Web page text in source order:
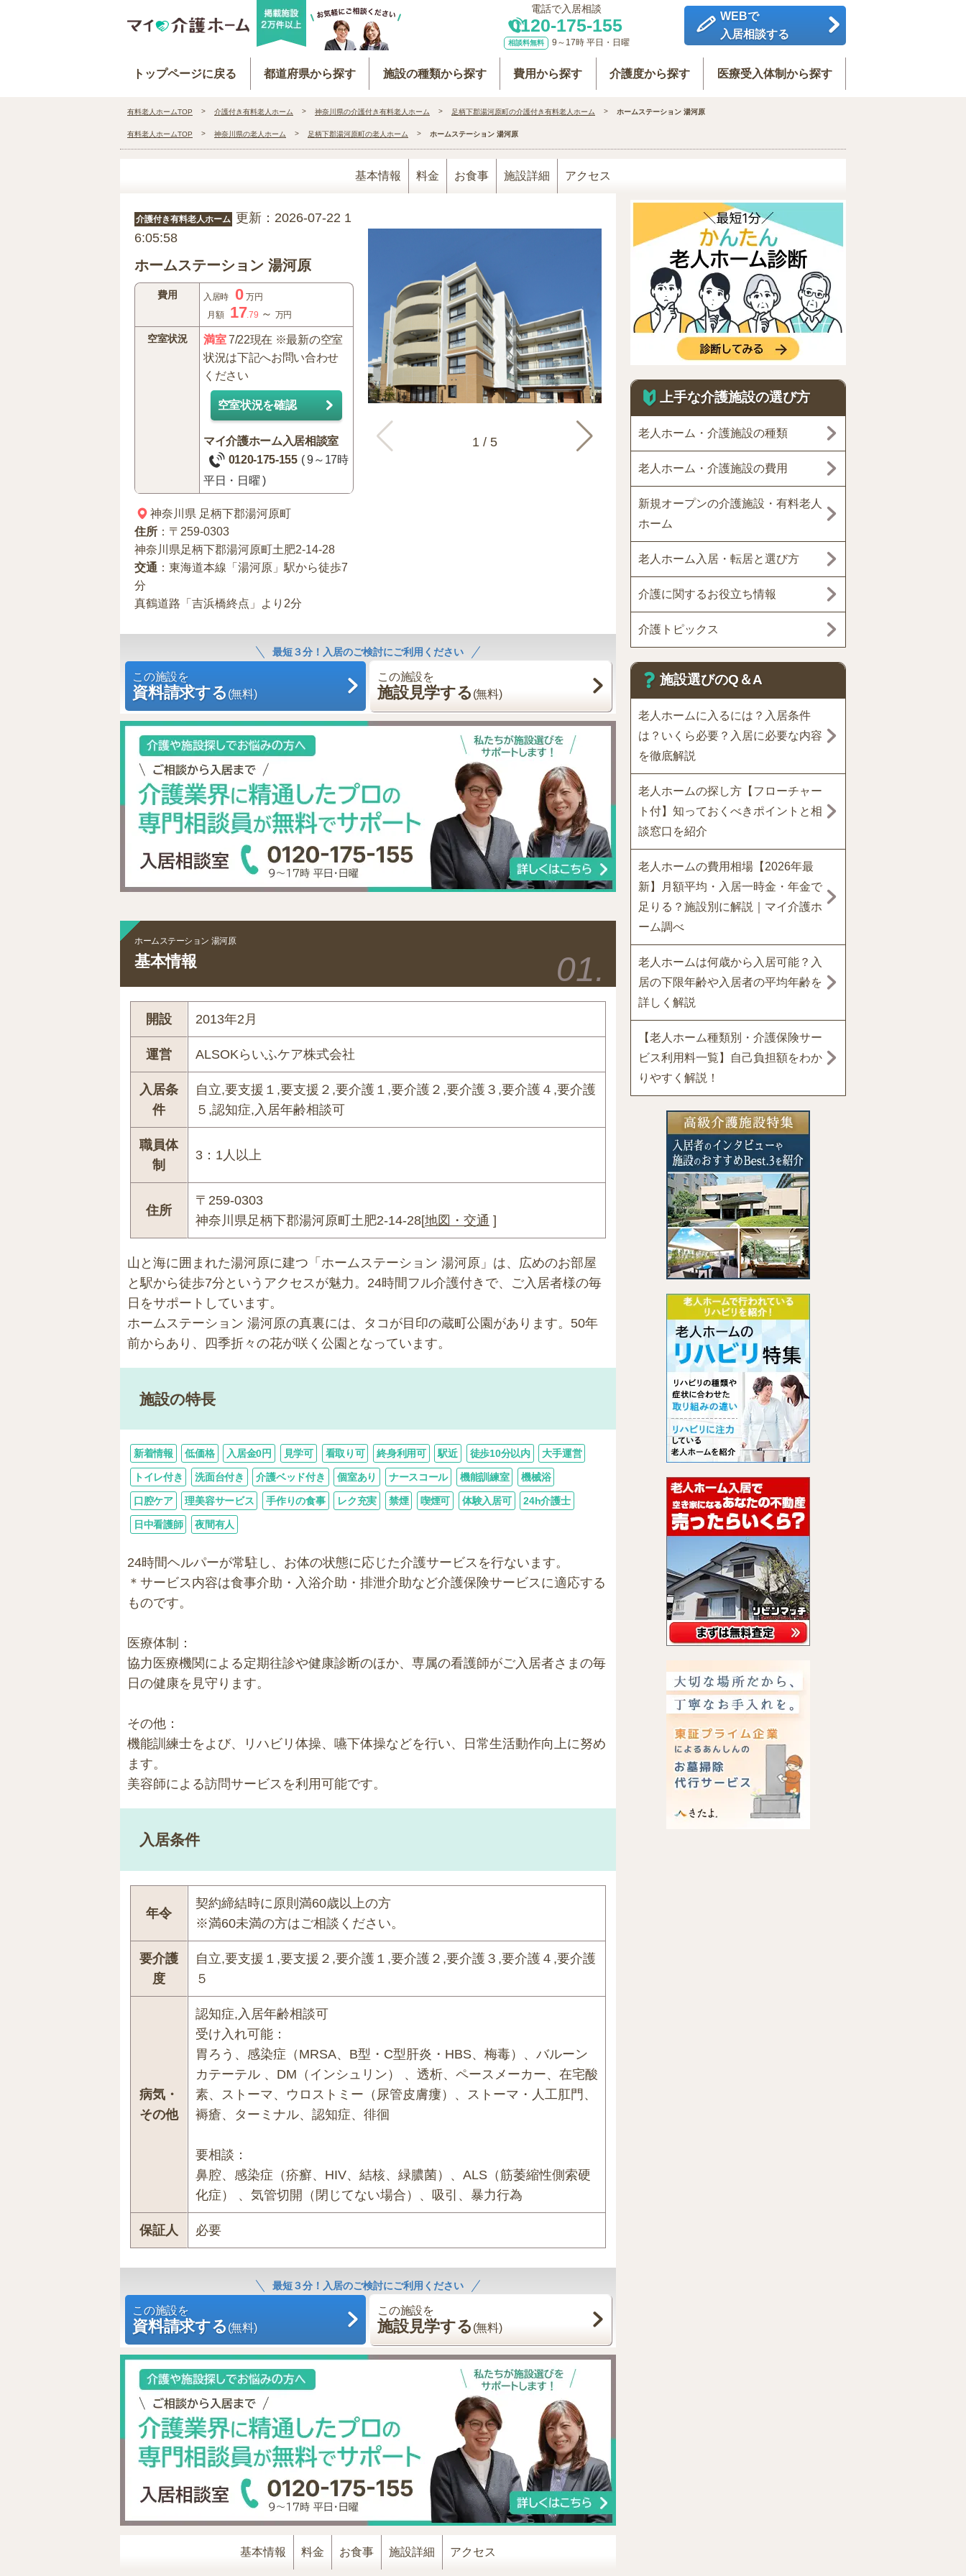
電話で入居相談
0120-175-155
相談料無料 9～17時 平日・日曜
WEBで
入居相談する
トップページに戻る 都道府県から探す 施設の種類から探す 費用から探す 介護度から探す 医療受入体制から探す
有料老人ホームTOP 介護付き有料老人ホーム 神奈川県の介護付き有料老人ホーム 足柄下郡湯河原町の介護付き有料老人ホーム ホームステーション 湯河原
有料老人ホームTOP 神奈川県の老人ホーム 足柄下郡湯河原町の老人ホーム ホームステーション 湯河原
基本情報 料金 お食事 施設詳細 アクセス
介護付き有料老人ホーム 更新：2026-07-22 1
6:05:58
ホームステーション 湯河原
1 / 5
費用 入居時 0 万円
月額
17.79 ～ 万円
空室状況 満室7/22現在 ※最新の空室
状況は下記へお問い合わせ
ください
空室状況を確認
マイ介護ホーム入居相談室
0120-175-155 ( 9～17時
平日・日曜 )
神奈川県 足柄下郡湯河原町
住所 ：〒259-0303
神奈川県足柄下郡湯河原町土肥2-14-28
交通 ：東海道本線「湯河原」駅から徒歩7
分
真鶴道路「吉浜橋終点」より2分
最短３分！入居のご検討にご利用ください
この施設を
資料請求する (無料)
この施設を
施設見学する (無料)
ホームステーション 湯河原
基本情報
開設 2013年2月
運営 ALSOKらいふケア株式会社
入居条
件
自立,要支援１,要支援２,要介護１,要介護２,要介護３,要介護４,要介護
５,認知症,入居年齢相談可
職員体
制
3：1人以上
住所
〒259-0303
神奈川県足柄下郡湯河原町土肥2-14-28[地図・交通 ]
山と海に囲まれた湯河原に建つ「ホームステーション 湯河原」は、広めのお部屋
と駅から徒歩7分というアクセスが魅力。24時間フル介護付きで、ご入居者様の毎
日をサポートしています。
ホームステーション 湯河原の真裏には、タコが目印の蔵町公園があります。50年
前からあり、四季折々の花が咲く公園となっています。
施設の特長
新着情報 低価格 入居金0円 見学可 看取り可 終身利用可 駅近 徒歩10分以内 大手運営
トイレ付き 洗面台付き 介護ベッド付き 個室あり ナースコール 機能訓練室 機械浴
口腔ケア 理美容サービス 手作りの食事 レク充実 禁煙 喫煙可 体験入居可 24h介護士
日中看護師 夜間有人
24時間ヘルパーが常駐し、お体の状態に応じた介護サービスを行ないます。
＊サービス内容は食事介助・入浴介助・排泄介助など介護保険サービスに適応する
ものです。
医療体制：
協力医療機関による定期往診や健康診断のほか、専属の看護師がご入居者さまの毎
日の健康を見守ります。
その他：
機能訓練士をよび、リハビリ体操、嚥下体操などを行い、日常生活動作向上に努め
ます。
美容師による訪問サービスを利用可能です。
入居条件
年令
契約締結時に原則満60歳以上の方
※満60未満の方はご相談ください。
要介護
度
自立,要支援１,要支援２,要介護１,要介護２,要介護３,要介護４,要介護
５
病気・
その他
認知症,入居年齢相談可
受け入れ可能：
胃ろう、感染症（MRSA、B型・C型肝炎・HBS、梅毒）、バルーン
カテーテル 、DM（インシュリン） 、透析、ペースメーカー、在宅酸
素、ストーマ、ウロストミー（尿管皮膚瘻）、ストーマ・人工肛門、
褥瘡、ターミナル、認知症、徘徊
要相談：
鼻腔、感染症（疥癬、HIV、結核、緑膿菌）、ALS（筋萎縮性側索硬
化症） 、気管切開（閉じてない場合）、吸引、暴力行為
保証人 必要
最短３分！入居のご検討にご利用ください
この施設を
資料請求する (無料)
この施設を
施設見学する (無料)
基本情報 料金 お食事 施設詳細 アクセス
上手な介護施設の選び方
老人ホーム・介護施設の種類
老人ホーム・介護施設の費用
新規オープンの介護施設・有料老人
ホーム
老人ホーム入居・転居と選び方
介護に関するお役立ち情報
介護トピックス
施設選びのQ＆A
老人ホームに入るには？入居条件
は？いくら必要？入居に必要な内容
を徹底解説
老人ホームの探し方【フローチャー
ト付】知っておくべきポイントと相
談窓口を紹介
老人ホームの費用相場【2026年最
新】月額平均・入居一時金・年金で
足りる？施設別に解説｜マイ介護ホ
ーム調べ
老人ホームは何歳から入居可能？入
居の下限年齢や入居者の平均年齢を
詳しく解説
【老人ホーム種類別・介護保険サー
ビス利用料一覧】自己負担額をわか
りやすく解説！